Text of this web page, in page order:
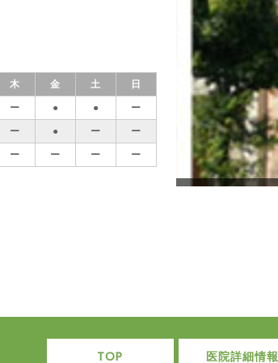
木 金 土
日
ー ● ●
ー
ー ● ー
ー
ー ー ー ー
TOP 医院詳細情報